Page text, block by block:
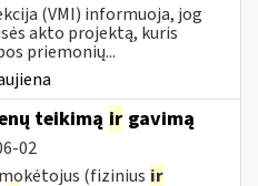
(VMI) informuoja, jog
akto projektą, kuris
priemonių...
teikimą ir gavimą
02
mokėtojus (fizinius ir